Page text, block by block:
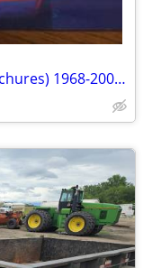
Vintage Car & Pickup Literature (Brochures) 1968-2001; Mopar, Pontiac